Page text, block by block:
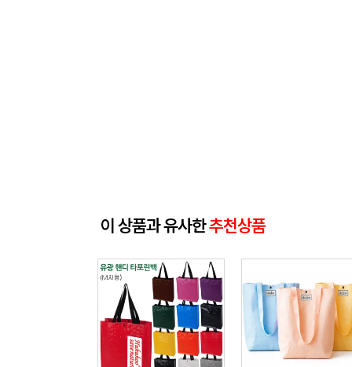
이 상품과 유사한추천상품